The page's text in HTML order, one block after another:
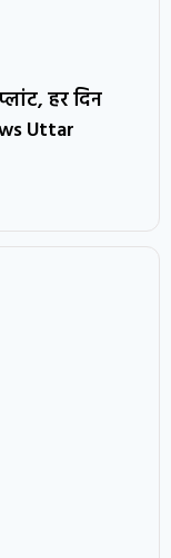
हर दिन
Uttar